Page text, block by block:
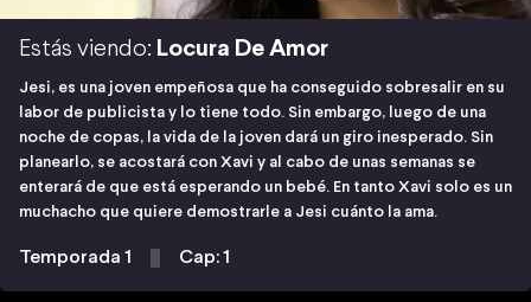
Estás viendo: Locura De Amor
Jesi, es una joven empeñosa que ha conseguido sobresalir en su
labor de publicista y lo tiene todo. Sin embargo, luego de una
noche de copas, la vida de la joven dará un giro inesperado. Sin
planearlo, se acostará con Xavi y al cabo de unas semanas se
enterará de que está esperando un bebé. En tanto Xavi solo es un
muchacho que quiere demostrarle a Jesi cuánto la ama.
Temporada 1 Cap: 1